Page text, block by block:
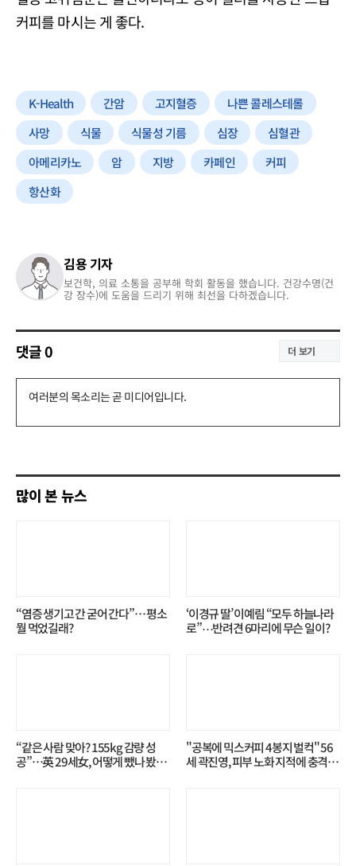
커피를 마시는 게 좋다.
K-Health 간암 고지혈증
나쁜 콜레스테롤
사망
식물 식물성 기름 심장
심혈관
아메리카노
암 지방 카페인
커피
항산화
김용 기자
보건학, 의료 소통을 공부해 학회 활동을 했습니다. 건강수명(건
강 장수)에 도움을 드리기 위해 최선을 다하겠습니다.
댓글0 더 보기
댓
기
많이 본 뉴스
“염증 생기고 간 굳어 간다”… 평소
뭘 먹었길래?
‘이경규 딸’ 이예림 “모두 하늘나라
로”⋯반려견 6마리에 무슨 일이?
“같은 사람 맞아? 155kg 감량 성
공”…英 29세女, 어떻게 뺐나 봤더
"공복에 믹스커피 4봉지 벌컥" 56
세 곽진영, 피부 노화 지적에 충격…